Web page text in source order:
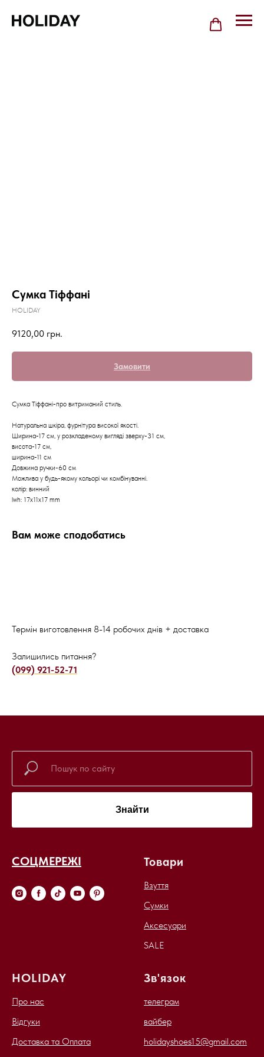
Сумка Тіффані
HOLIDAY
9120,00 грн.
Замовити
Сумка Тіффані-про витриманий стиль.
Натуральна шкіра, фурнітура високої якості.
Ширина-17 см, у розкладеному вигляді зверху-31 см,
висота-17 см,
ширина-11 см
Довжина ручки-60 см
Можлива у будь-якому кольорі чи комбінуванні.
колір: винний
lwh: 17x11x17 mm
Вам може сподобатись
Термін виготовлення 8-14 робочих днів + доставка
Залишились питання?
(099) 921-52-71
Знайти
СОЦМЕРЕЖІ Товари
Взуття
Сумки
Аксесуари
SALE
HOLIDAY
Про нас
Відгуки
Доставка та Оплата
Зв'язок
телеграм
вайбер
holidayshoes15@gmail.com